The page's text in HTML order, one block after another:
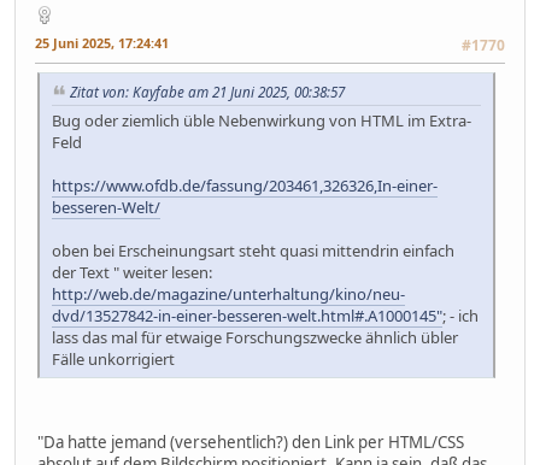
25 Juni 2025, 17:24:41 #1770
Zitat von: Kayfabe am 21 Juni 2025, 00:38:57
Bug oder ziemlich üble Nebenwirkung von HTML im Extra-
Feld
https://www.ofdb.de/fassung/203461,326326,In-einer-
besseren-Welt/
oben bei Erscheinungsart steht quasi mittendrin einfach
der Text " weiter lesen:
http://web.de/magazine/unterhaltung/kino/neu-
dvd/13527842-in-einer-besseren-welt.html#.A1000145"; - ich
lass das mal für etwaige Forschungszwecke ähnlich übler
Fälle unkorrigiert
"Da hatte jemand (versehentlich?) den Link per HTML/CSS